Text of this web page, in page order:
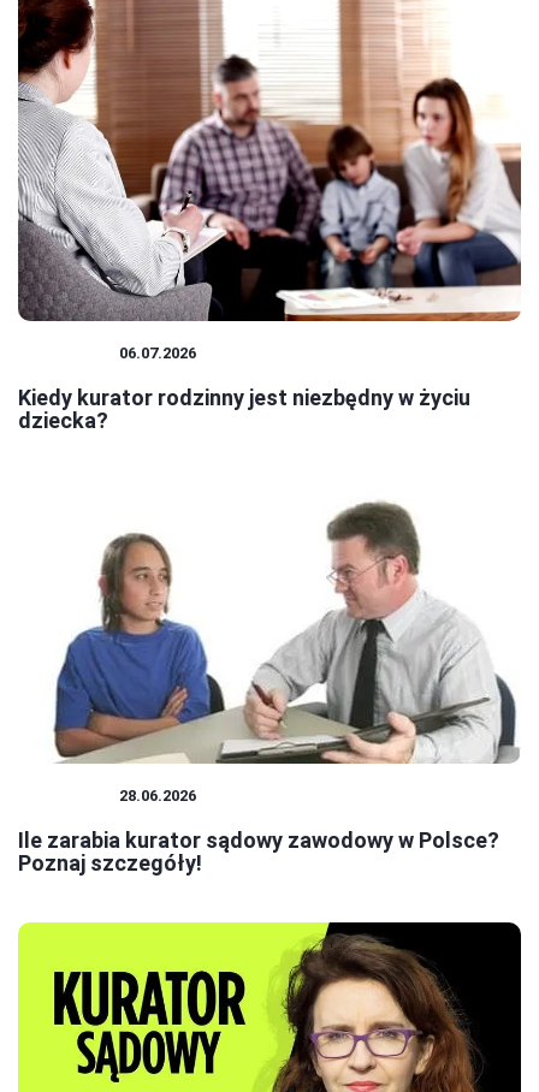
06.07.2026
Kiedy kurator rodzinny jest niezbędny w życiu
dziecka?
28.06.2026
Ile zarabia kurator sądowy zawodowy w Polsce?
Poznaj szczegóły!